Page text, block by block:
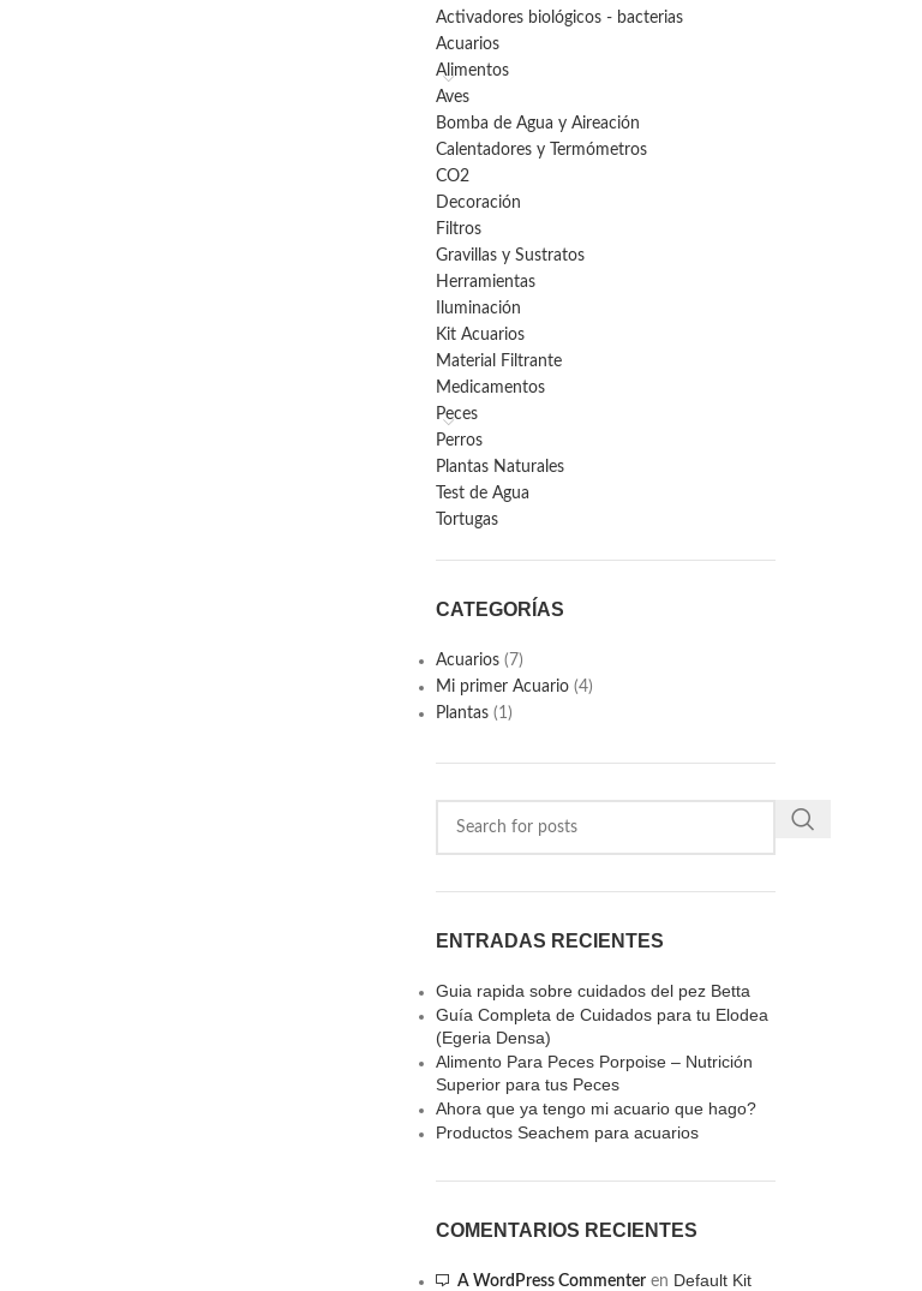
Activadores biológicos - bacterias
Acuarios
Alimentos
Aves
Bomba de Agua y Aireación
Calentadores y Termómetros
CO2
Decoración
Filtros
Gravillas y Sustratos
Herramientas
Iluminación
Kit Acuarios
Material Filtrante
Medicamentos
Peces
Perros
Plantas Naturales
Test de Agua
Tortugas
CATEGORÍAS
Acuarios(7)
Mi primer Acuario(4)
Plantas(1)
ENTRADAS RECIENTES
Guia rapida sobre cuidados del pez Betta
Guía Completa de Cuidados para tu Elodea
(Egeria Densa)
Alimento Para Peces Porpoise – Nutrición
Superior para tus Peces
Ahora que ya tengo mi acuario que hago?
Productos Seachem para acuarios
COMENTARIOS RECIENTES
A WordPress Commenteren Default Kit